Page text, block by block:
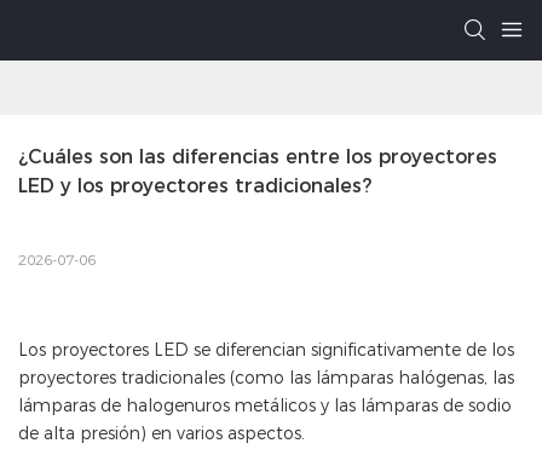
¿Cuáles son las diferencias entre los proyectores
LED y los proyectores tradicionales?
2026-07-06
Los proyectores LED se diferencian significativamente de los
proyectores tradicionales (como las lámparas halógenas, las
lámparas de halogenuros metálicos y las lámparas de sodio
de alta presión) en varios aspectos.